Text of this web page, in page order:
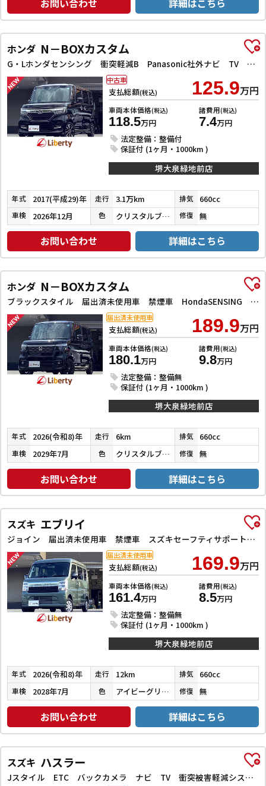
お問い合わせ 詳細はこちら
ホンダ N－BOXカスタム
G・Lホンダセンシング 衝突軽減B Panasonic社外ナビ TV Bカメラ ビルドインETC アダプティブクルーズコントロール 左パワースライドドア LEDヘッドライト フォグライト スマートキー プッシュスタート
支払総額(税込) 125.9万円
車両本体価格(税込)
118.5万円
諸費用(税込)
7.4万円
法定整備：整備付
保証付 (1ヶ月・1000km )
中古車
堺大泉緑地前店
年式 2017(平成29)年 走行 3.1万km 排気 660cc
車検 2026年12月 色 クリスタルブラックパール 修復 無
お問い合わせ 詳細はこちら
ホンダ N－BOXカスタム
ブラックスタイル 届出済未使用車 禁煙車 HondaSENSING 両側自動ドア アダプティブクルーズコントロール 電子パーキング 前席シートヒーター LEDヘッドライト スマートキー プッシュスタート 純正アルミ
支払総額(税込) 189.9万円
車両本体価格(税込)
180.1万円
諸費用(税込)
9.8万円
法定整備：整備無
保証付 (1ヶ月・1000km )
届出済未使用車
堺大泉緑地前店
年式 2026(令和8)年 走行 6km 排気 660cc
車検 2029年7月 色 クリスタルブラックパール 修復 無
お問い合わせ 詳細はこちら
スズキ エブリイ
ジョイン 届出済未使用車 禁煙車 スズキセーフティサポート LEDヘッドライト 両側スライドドア スマートキー プッシュスタート 障害物センサー 運転席シートヒーター 電動格納ミラー
支払総額(税込) 169.9万円
車両本体価格(税込)
161.4万円
諸費用(税込)
8.5万円
法定整備：整備無
保証付 (1ヶ月・1000km )
届出済未使用車
堺大泉緑地前店
年式 2026(令和8)年 走行 12km 排気 660cc
車検 2028年7月 色 アイビーグリーンメタリック 修復 無
お問い合わせ 詳細はこちら
スズキ ハスラー
Jスタイル ETC バックカメラ ナビ TV 衝突被害軽減システム オートライト スマートキー アイドリングストップ 電動格納ミラー シートヒーター ベンチシート CVT ESC CD DVD再生